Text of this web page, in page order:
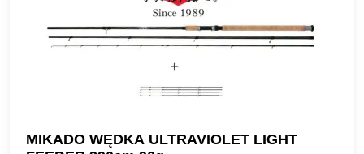
MIKADO WĘDKA ULTRAVIOLET LIGHT